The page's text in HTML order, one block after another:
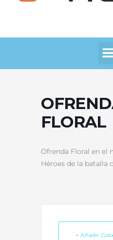
FLORAL
Ofrenda Floral en el
Héroes de la batalla
+ Añadir